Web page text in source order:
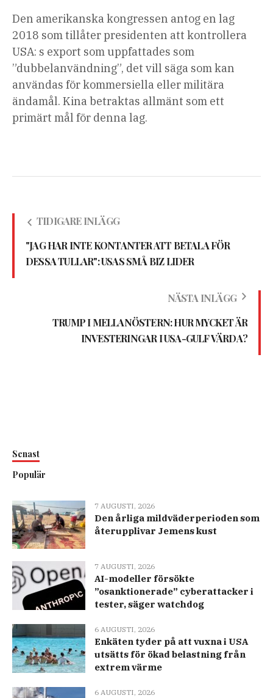
Den amerikanska kongressen antog en lag
2018 som tillåter presidenten att kontrollera
USA: s export som uppfattades som
”dubbelanvändning”, det vill säga som kan
användas för kommersiella eller militära
ändamål. Kina betraktas allmänt som ett
primärt mål för denna lag.
TIDIGARE INLÄGG
"JAG HAR INTE KONTANTER ATT BETALA FÖR
DESSA TULLAR": USAS SMÅ BIZ LIDER
NÄSTA INLÄGG
TRUMP I MELLANÖSTERN: HUR MYCKET ÄR
INVESTERINGAR I USA-GULF VÄRDA?
Senast
Populär
7 AUGUSTI, 2026
Den årliga mildväderperioden som
återupplivar Jemens kust
7 AUGUSTI, 2026
AI-modeller försökte
”osanktionerade” cyberattacker i
tester, säger watchdog
6 AUGUSTI, 2026
Enkäten tyder på att vuxna i USA
utsätts för ökad belastning från
extrem värme
6 AUGUSTI, 2026